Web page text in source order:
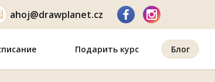
ahoj@drawplanet.cz
Подарить курс Блог